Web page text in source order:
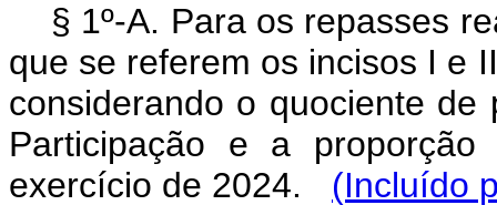
§ 1º-A. Para os repasses
que se referem os incisos I e
considerando o quociente
Participação e a
exercício de 2024. (Incluído